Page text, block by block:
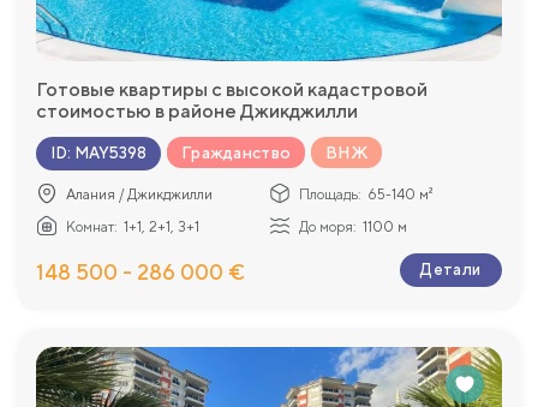
Готовые квартиры с высокой кадастровой
стоимостью в районе Джикджилли
ID: MAY5398 Гражданство ВНЖ
Алания / Джикджилли Площадь: 65-140 м²
Комнат: 1+1, 2+1, 3+1 До моря: 1100 м
148 500 - 286 000 € Детали